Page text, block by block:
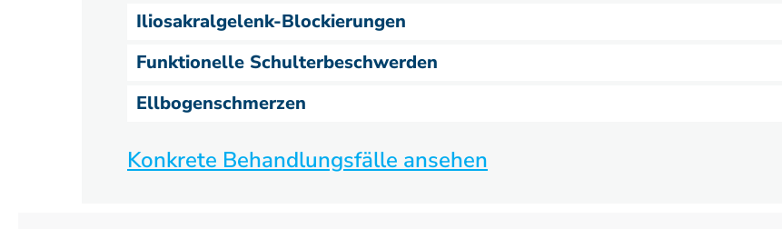
Iliosakralgelenk-Blockierungen
Funktionelle Schulterbeschwerden
Ellbogenschmerzen
Konkrete Behandlungsfälle ansehen